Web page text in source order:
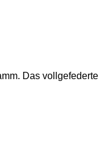
Das vollgefederte